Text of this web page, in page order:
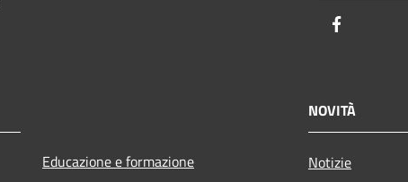
Educazione e formazione
NOVITÀ
Notizie